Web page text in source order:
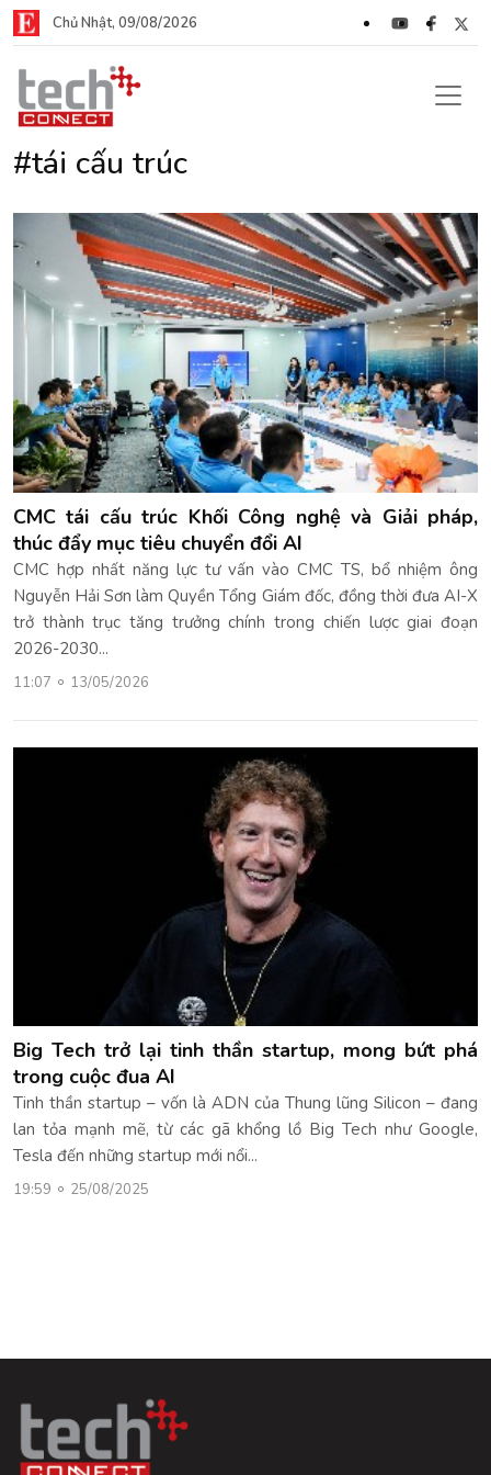
Chủ Nhật, 09/08/2026
#tái cấu trúc
CMC tái cấu trúc Khối Công nghệ và Giải pháp,
thúc đẩy mục tiêu chuyển đổi AI
CMC hợp nhất năng lực tư vấn vào CMC TS, bổ nhiệm ông
Nguyễn Hải Sơn làm Quyền Tổng Giám đốc, đồng thời đưa AI-X
trở thành trục tăng trưởng chính trong chiến lược giai đoạn
2026-2030...
11:07 13/05/2026
Big Tech trở lại tinh thần startup, mong bứt phá
trong cuộc đua AI
Tinh thần startup – vốn là ADN của Thung lũng Silicon – đang
lan tỏa mạnh mẽ, từ các gã khổng lồ Big Tech như Google,
Tesla đến những startup mới nổi...
19:59 25/08/2025